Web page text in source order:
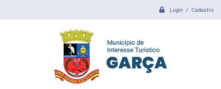
Login / Cadastro